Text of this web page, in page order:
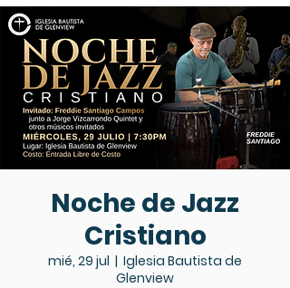
Noche de Jazz
Cristiano
mié, 29 jul
  |
Iglesia Bautista de
Glenview